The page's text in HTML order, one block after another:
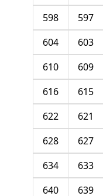
597
598
603
604
609
610
615
616
621
622
627
628
633
634
639
640